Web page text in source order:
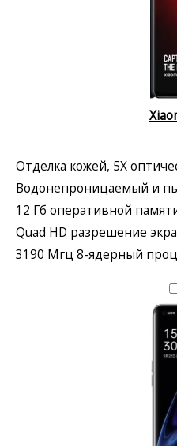
Отделка кожей, 5X
Водонепроницаемый и
12 Гб оперативной
Quad HD разрешение
3190 Мгц 8-ядерный